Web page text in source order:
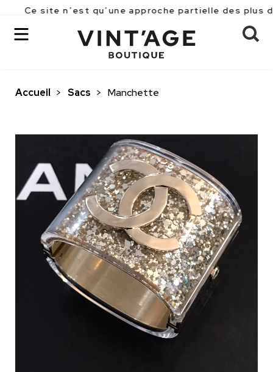
n’est qu’une approche partielle des plus de 2500
Accueil > Sacs > Manchette